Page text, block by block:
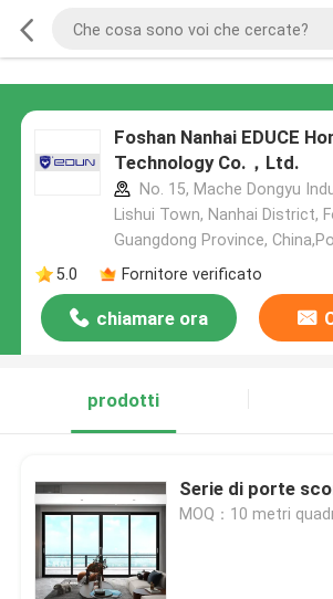
Foshan Nanhai EDUCE
Technology Co.，Ltd.
No. 15, Mache Dongyu
Lishui Town, Nanhai District,
Guangdong Province,
5.0
Fornitore verificato
chiamare ora
prodotti
Serie di porte
MOQ：10 metri